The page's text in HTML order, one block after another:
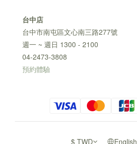
台中店
台中市南屯區文心南三路277號
週一 ~ 週日 1300 - 2100
04-2473-3808
預約體驗
$ TWD English